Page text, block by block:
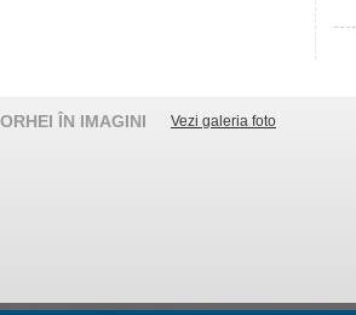
ORHEI ÎN IMAGINI Vezi galeria foto